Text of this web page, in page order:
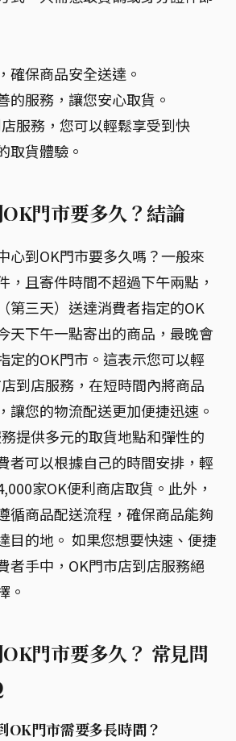
確保商品安全送達。
的服務，讓您安心取貨。
服務，您可以輕鬆享受到快
取貨體驗。
門市要多久？結論
心到OK門市要多久嗎？一般來
，且寄件時間不超過下午兩點，
第三天）送達消費者指定的OK
天下午一點寄出的商品，最晚會
定的OK門市。這表示您可以輕
到店服務，在短時間內將商品
讓您的物流配送更加便捷迅速。
提供多元的取貨地點和彈性的
者可以根據自己的時間安排，輕
家OK便利商店取貨。此外，
循商品配送流程，確保商品能夠
目的地。 如果您想要快速、便捷
者手中，OK門市店到店服務絕
。
門市要多久？ 常見問
OK門市需要多長時間？